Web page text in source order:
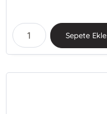
Sepete Ekle